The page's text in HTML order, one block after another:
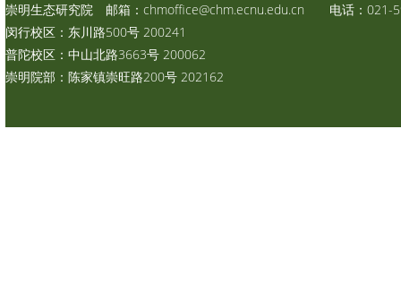
崇明生态研究院 邮箱： chmoffice@chm.ecnu.edu.cn 电话：021-
闵行校区：东川路500号 200241
普陀校区：中山北路3663号 200062
崇明院部：陈家镇崇旺路200号 202162